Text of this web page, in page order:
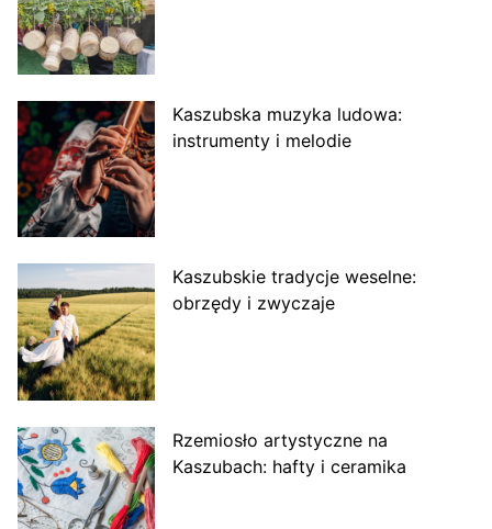
Kaszubska muzyka ludowa:
instrumenty i melodie
Kaszubskie tradycje weselne:
obrzędy i zwyczaje
Rzemiosło artystyczne na
Kaszubach: hafty i ceramika